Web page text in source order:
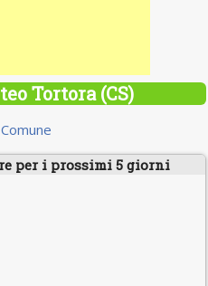
Tortora (CS)
per i prossimi 5 giorni